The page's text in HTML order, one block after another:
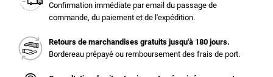
Confirmation immédiate par email du passage de
commande, du paiement et de l'expédition.
Retours de marchandises gratuits jusqu'à 180 jours.
Bordereau prépayé ou remboursement des frais de port.